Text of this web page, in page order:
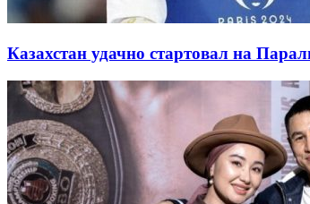
Казахстан удачно стартовал на